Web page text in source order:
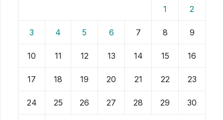
1 2
3 4 5 6 7 8 9
10 11 12 13 14 15 16
17 18 19 20 21 22 23
24 25 26 27 28 29 30